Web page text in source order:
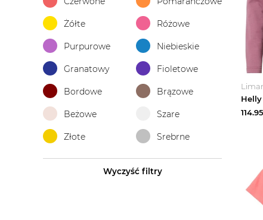
Żółte Różowe
Purpurowe Niebieskie
Granatowy Fioletowe
Bordowe Brązowe
Beżowe Szare
Złote Srebrne
Wyczyść filtry
114.95